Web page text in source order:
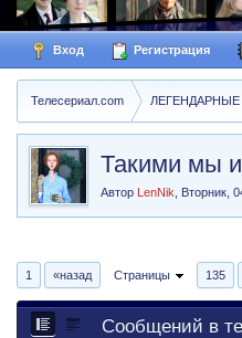
Вход Регистрация
Телесериал.com
Такими мы
Автор LenNik Вторник,
1 «назад Страницы 135
Сообщений в